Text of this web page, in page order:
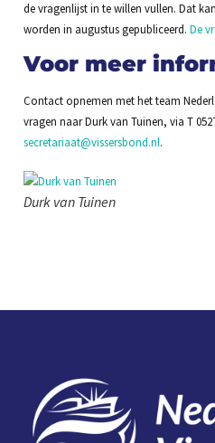
de vragenlijst in te willen vullen. Dat
worden in augustus gepubliceerd. De
Voor meer
Contact opnemen met het team
vragen naar Durk van Tuinen, via T
secretariaat@vissersbond.nl.
Durk van Tuinen